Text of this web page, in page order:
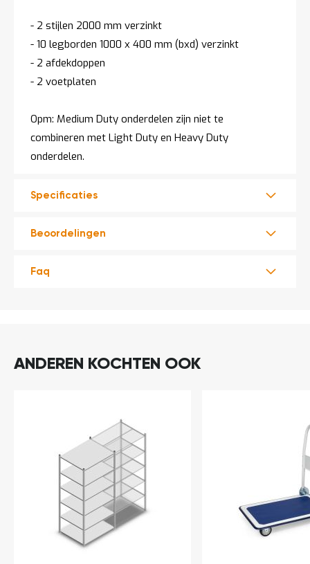
- 2 stijlen 2000 mm verzinkt
- 10 legborden 1000 x 400 mm (bxd) verzinkt
- 2 afdekdoppen
- 2 voetplaten
Opm: Medium Duty onderdelen zijn niet te
combineren met Light Duty en Heavy Duty
onderdelen.
Specificaties
Beoordelingen
Faq
ANDEREN KOCHTEN OOK